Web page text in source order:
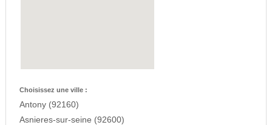
Choisissez une ville :
Antony (92160)
Asnieres-sur-seine (92600)